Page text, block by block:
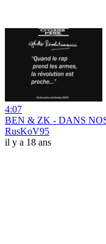
4:07
BEN & ZK - DANS
RusKoV95
il y a 18 ans